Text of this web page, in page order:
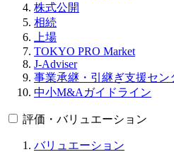
株式公開
相続
上場
TOKYO PRO Market
J-Adviser
事業承継・引継ぎ支援セン
中小M&Aガイドライン
評価・バリュエーション
バリュエーション